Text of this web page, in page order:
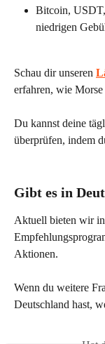
Bitcoin, USDT,
niedrigen
Schau dir unseren
erfahren, wie
Du kannst deine
überprüfen, indem
Gibt es in
Aktuell bieten wir
Aktionen.
Wenn du weitere
Deutschland hast,